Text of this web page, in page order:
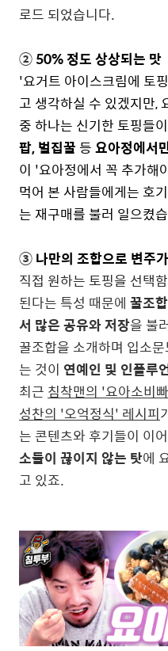
로드 되었습니다.
②50% 정도 상상되는 맛
'요거트 아이스크림에 토
고 생각하실 수 있겠지만,
중 하나는 신기한 토핑들
팝, 벌집꿀등요아정에서
이 '요아정에서 꼭 추가해
먹어 본 사람들에게는 호
는 재구매를 불러 일으켰
③나만의 조합으로 변주
직접 원하는 토핑을 선택
된다는 특성 때문에 꿀조
서 많은 공유와 저장을 불
꿀조합을 소개하며 입소
는 것이 연예인 및 인플루
최근 침착맨의 '요아소비
성찬의 '오억정식' 레시피
는 콘텐츠와 후기들이 이
소들이 끊이지 않는 탓에
고 있죠.